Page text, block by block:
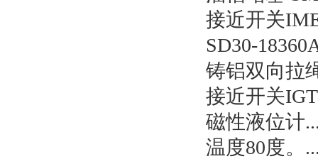
接近开关
SD30-
铸铝双向拉
接近开关
磁性液位计
温度80度。